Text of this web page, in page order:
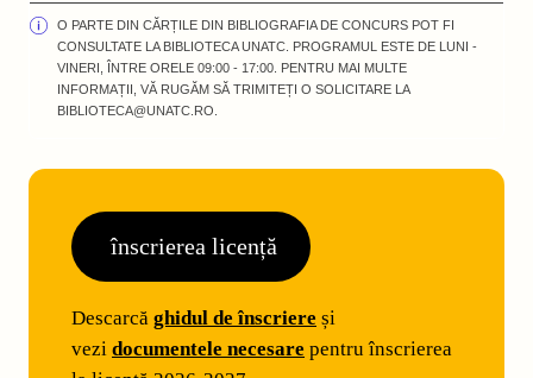
O PARTE DIN CĂRȚILE DIN BIBLIOGRAFIA DE CONCURS POT FI
CONSULTATE LA BIBLIOTECA UNATC. PROGRAMUL ESTE DE LUNI -
VINERI, ÎNTRE ORELE 09:00 - 17:00. PENTRU MAI MULTE
INFORMAȚII, VĂ RUGĂM SĂ TRIMITEȚI O SOLICITARE LA
BIBLIOTECA@UNATC.RO.
înscrierea licență
Descarcă ghidul de înscriere și
vezi documentele necesare pentru înscrierea